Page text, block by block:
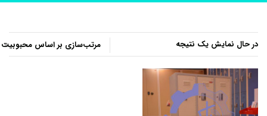
در حال نمایش یک نتیجه